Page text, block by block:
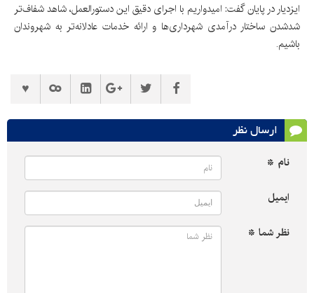
ایزدیار در پایان گفت: امیدواریم با اجرای دقیق این دستورالعمل، شاهد شفاف‌تر
شدشدن ساختار درآمدی شهرداری‌ها و ارائه خدمات عادلانه‌تر به شهروندان
باشیم.
ارسال نظر
نام *
ایمیل
نظر شما *